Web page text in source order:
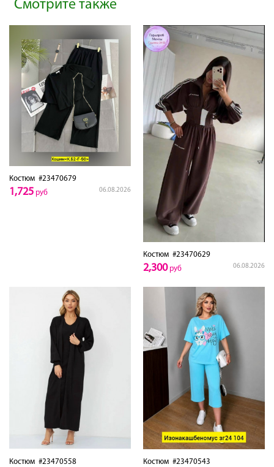
Смотрите также
Костюм #23470679
06.08.2026
1,725 руб
Костюм #23470629
06.08.2026
2,300руб
Костюм #23470558 Костюм #23470543